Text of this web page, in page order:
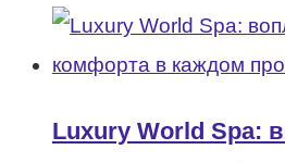
Luxury World Spa: